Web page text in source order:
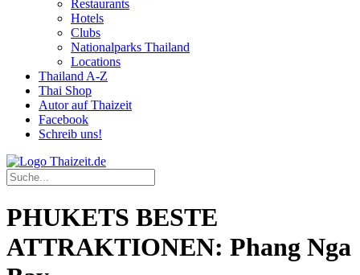
Restaurants
Hotels
Clubs
Nationalparks Thailand
Locations
Thailand A-Z
Thai Shop
Autor auf Thaizeit
Facebook
Schreib uns!
PHUKETS BESTE
ATTRAKTIONEN: Phang Nga